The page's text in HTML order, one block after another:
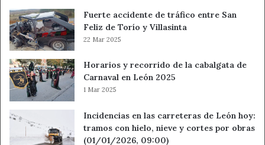
Fuerte accidente de tráfico entre San
Feliz de Torío y Villasinta
22 Mar 2025
Horarios y recorrido de la cabalgata de
Carnaval en León 2025
1 Mar 2025
Incidencias en las carreteras de León hoy:
tramos con hielo, nieve y cortes por obras
(01/01/2026, 09:00)